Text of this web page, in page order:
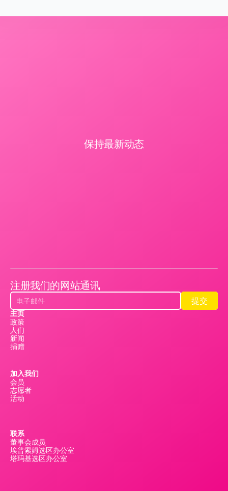
保持最新动态
注册我们的网站通讯
提交
提交
主页
政策
人们
新闻
捐赠
加入我们
会员
志愿者
活动
联系
董事会成员
埃普索姆选区办公室
塔玛基选区办公室